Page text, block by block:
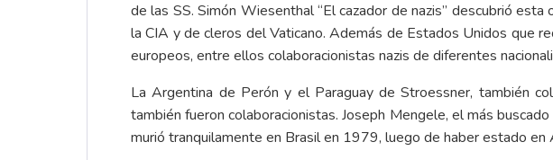
de las SS. Simón Wiesenthal “El cazador de nazis” descubrió
la CIA y de cleros del Vaticano. Además de Estados Unidos que
europeos, entre ellos colaboracionistas nazis de diferentes
La Argentina de Perón y el Paraguay de Stroessner, también
también fueron colaboracionistas. Joseph Mengele, el más
murió tranquilamente en Brasil en 1979, luego de haber estado en